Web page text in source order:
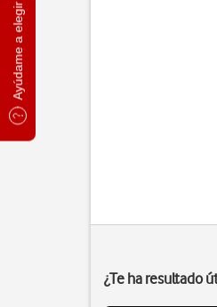
Ayúdame a elegir
¿Te ha resultado